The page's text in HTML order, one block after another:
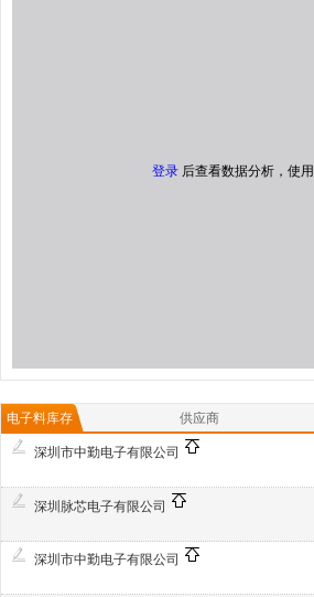
登录 后查看数据分析，使
电子料库存 供应商
深圳市中勤电子有限公司
深圳脉芯电子有限公司
深圳市中勤电子有限公司